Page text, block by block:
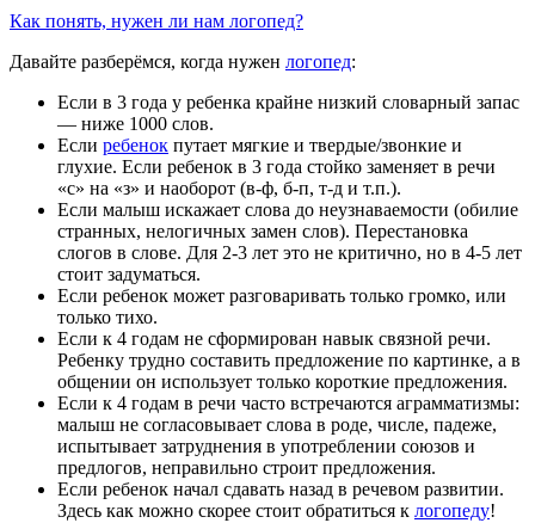
Как понять, нужен ли нам логопед?
Давайте разберёмся, когда нужен логопед:
Если в 3 года у ребенка крайне низкий словарный запас
— ниже 1000 слов.
Если ребенок путает мягкие и твердые/звонкие и
глухие. Если ребенок в 3 года стойко заменяет в речи
«с» на «з» и наоборот (в-ф, б-п, т-д и т.п.).
Если малыш искажает слова до неузнаваемости (обилие
странных, нелогичных замен слов). Перестановка
слогов в слове. Для 2-3 лет это не критично, но в 4-5 лет
стоит задуматься.
Если ребенок может разговаривать только громко, или
только тихо.
Если к 4 годам не сформирован навык связной речи.
Ребенку трудно составить предложение по картинке, а в
общении он использует только короткие предложения.
Если к 4 годам в речи часто встречаются аграмматизмы:
малыш не согласовывает слова в роде, числе, падеже,
испытывает затруднения в употреблении союзов и
предлогов, неправильно строит предложения.
Если ребенок начал сдавать назад в речевом развитии.
Здесь как можно скорее стоит обратиться к логопеду!